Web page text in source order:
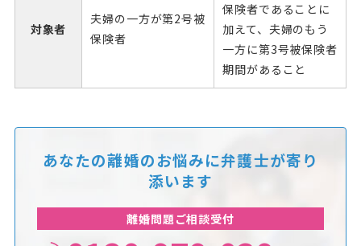
対象者
夫婦の一方が第2号被
保険者
保険者であることに
加えて、夫婦のもう
一方に第3号被保険者
期間があること
あなたの離婚のお悩みに弁護士が寄り
添います
離婚問題ご相談受付